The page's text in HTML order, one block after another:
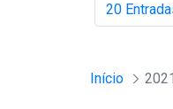
20 Por
Início 2021